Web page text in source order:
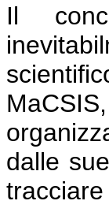
Il
dalle